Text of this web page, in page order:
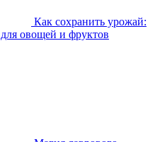
Как сохранить урожай:
овощей и фруктов